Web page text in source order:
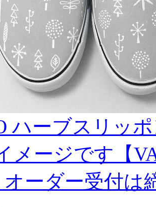
ハーブスリッ
メージです【
オーダー受付は